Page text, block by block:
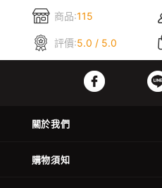
商品:115
評價:5.0 / 5.0
關於我們
購物須知